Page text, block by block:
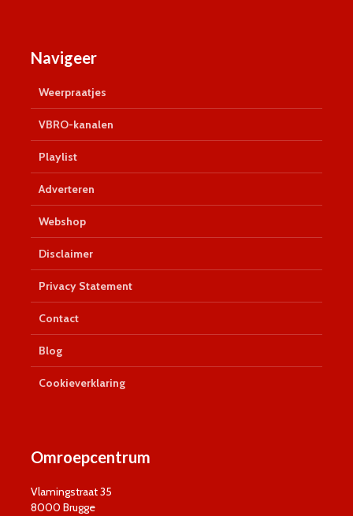
Navigeer
Weerpraatjes
VBRO-kanalen
Playlist
Adverteren
Webshop
Disclaimer
Privacy Statement
Contact
Blog
Cookieverklaring
Omroepcentrum
Vlamingstraat 35
8000 Brugge